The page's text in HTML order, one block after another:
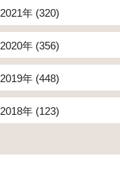
2021年 (320)
2020年 (356)
2019年 (448)
2018年 (123)